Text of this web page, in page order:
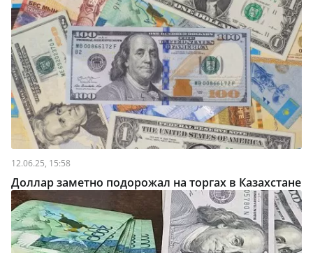
12.06.25, 15:58
Доллар заметно подорожал на торгах в Казахстане